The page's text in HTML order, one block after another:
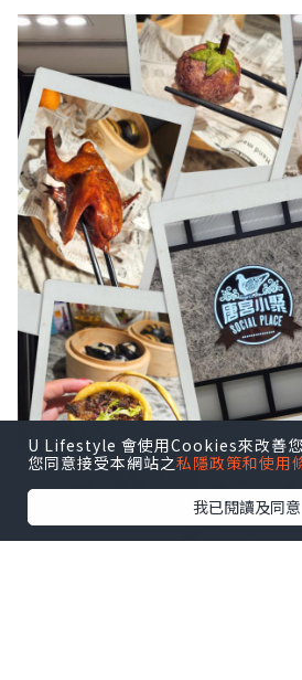
U Lifestyle 會使用Cookies來改善
您同意接受本網站之私隱政策和使用
我已閱讀及同意